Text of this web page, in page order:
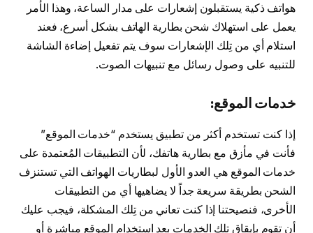
هواتف ذكية يستقبلون إشعارات على مدار الساعة، وهذا الأمر
يعمل على استهلاك شحن بطارية الهاتف بشكل أسرع، فعند
استلام أي من تِلك الإشعارات سوف يتم تفعيل إضاءة الشاشة
للتنبيه على وصول رسائل مع تنبيهات الصوت.
خدمات الموقع:
إذا كنت تستخدم أكثر من تطبيق يستخدم “خدمات الموقع”
فأنت في مأزق مع بطارية هاتفك، لأن التطبيقات المُعتمدة على
خدمات الموقع هي العدو الأول لبطاريات الهواتف التي تستنزف
الشحن بطريقة سريعة جداً لا يضاهيها أي من التطبيقات
الأخرى، فنصيحتنا إذا كنت تعاني من تِلك المشكلة، فيجب عليك
أن تقوم بإيقاق تلك الخدمات بعد استخدام الموقع مباشرة أو